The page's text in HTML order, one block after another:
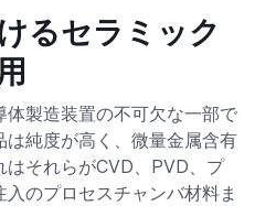
るセラミック
製造装置の不可欠な一部で
純度が高く、微量金属含有
それらがCVD、PVD、プ
のプロセスチャンバ材料ま